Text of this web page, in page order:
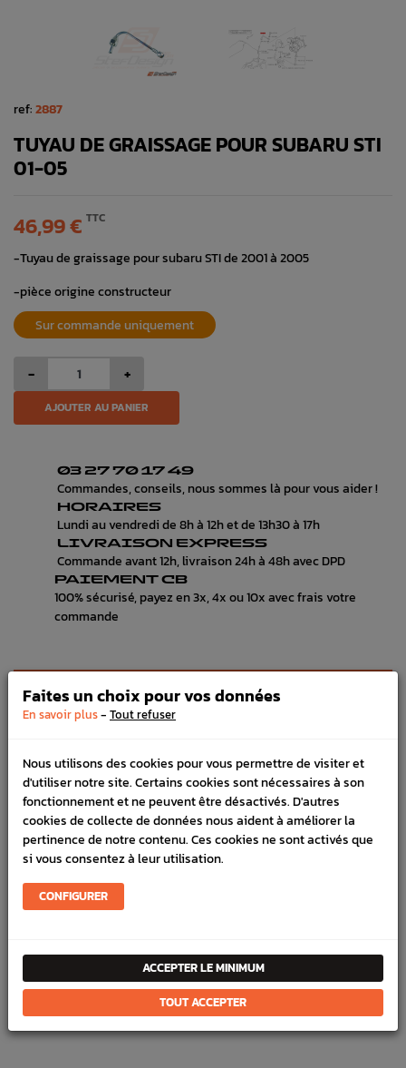
ref:2887
TUYAU DE GRAISSAGE POUR SUBARU STI
01-05
46,99 € TTC
-Tuyau de graissage pour subaru STI de 2001 à 2005
-pièce origine constructeur
Sur commande uniquement
- +
AJOUTER AU PANIER
03 27 70 17 49
Commandes, conseils, nous sommes là pour vous aider !
HORAIRES
Lundi au vendredi de 8h à 12h et de 13h30 à 17h
LIVRAISON EXPRESS
Commande avant 12h, livraison 24h à 48h avec DPD
PAIEMENT CB
100% sécurisé, payez en 3x, 4x ou 10x avec frais votre
commande
DÉTAILS DU PRODUIT
LIVRAISON
VÉHICULES COMPATIBLE
SCHÉMA CONSTRUCTEUR
Référence :2887
FICHE TECHNIQUE
Turbo
Durites
DANSLA MÊME
CATÉGORIE
Faites un choix pour vos données
En savoir plus- Tout refuser
Nous utilisons des cookies pour vous permettre de visiter et
d'utiliser notre site. Certains cookies sont nécessaires à son
fonctionnement et ne peuvent être désactivés. D'autres
cookies de collecte de données nous aident à améliorer la
pertinence de notre contenu. Ces cookies ne sont activés que
si vous consentez à leur utilisation.
CONFIGURER
ACCEPTER LE MINIMUM
TOUT ACCEPTER